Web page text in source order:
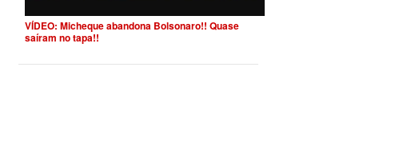
VÍDEO: Micheque abandona Bolsonaro!! Quase
saíram no tapa!!